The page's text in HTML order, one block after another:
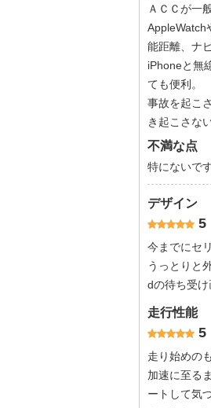
ＡＣＣが一
AppleWatch
能距離、ナ
iPhoneと無
ても便利。
事故を起こ
き起こさな
不満な点
特にないです
デザイン
5
今までにセ
うっとりと
dの待ち受け
走行性能
5
走り始めの
加速に至る
ートして気